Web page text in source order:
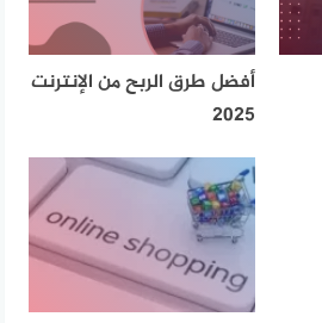
أفضل طرق الربح من الإنترنت
2025